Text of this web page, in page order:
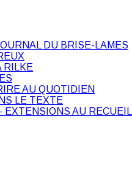
DU BRISE-LAMES
RILKE
AU QUOTIDIEN
LE TEXTE
AU RECUEIL